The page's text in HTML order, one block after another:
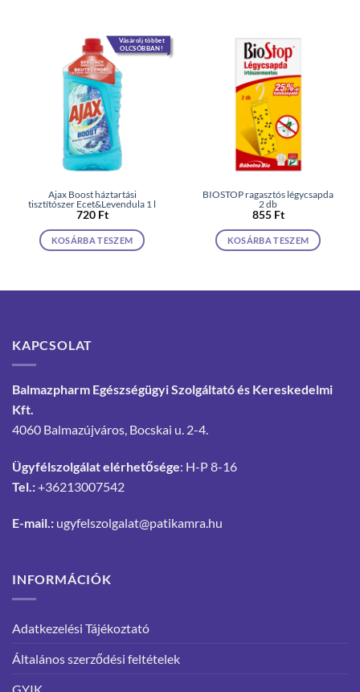
Vásárolj többet
OLCSÓBBAN!
Ajax Boost háztartási
tisztítószer Ecet&Levendula 1 l
720 Ft
KOSÁRBA TESZEM
BIOSTOP ragasztós légycsapda
2 db
855 Ft
KOSÁRBA TESZEM
KAPCSOLAT
Balmazpharm Egészségügyi Szolgáltató és Kereskedelmi
Kft.
4060 Balmazújváros, Bocskai u. 2-4.
Ügyfélszolgálat elérhetősége: H-P 8-16
Tel.:+36213007542
E-mail.: ugyfelszolgalat@patikamra.hu
INFORMÁCIÓK
Adatkezelési Tájékoztató
Általános szerződési feltételek